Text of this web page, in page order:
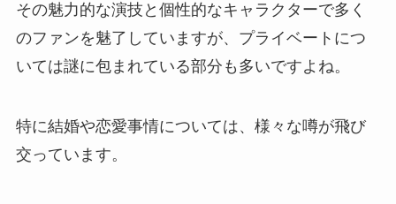
その魅力的な演技と個性的なキャラクターで多く
のファンを魅了していますが、プライベートにつ
いては謎に包まれている部分も多いですよね。
特に結婚や恋愛事情については、様々な噂が飛び
交っています。